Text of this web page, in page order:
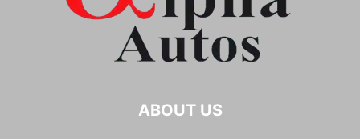
ABOUT US